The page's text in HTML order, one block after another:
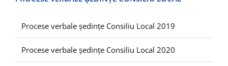
Procese verbale ședințe Consiliu Local 2019
Procese verbale ședințe Consiliu Local 2020